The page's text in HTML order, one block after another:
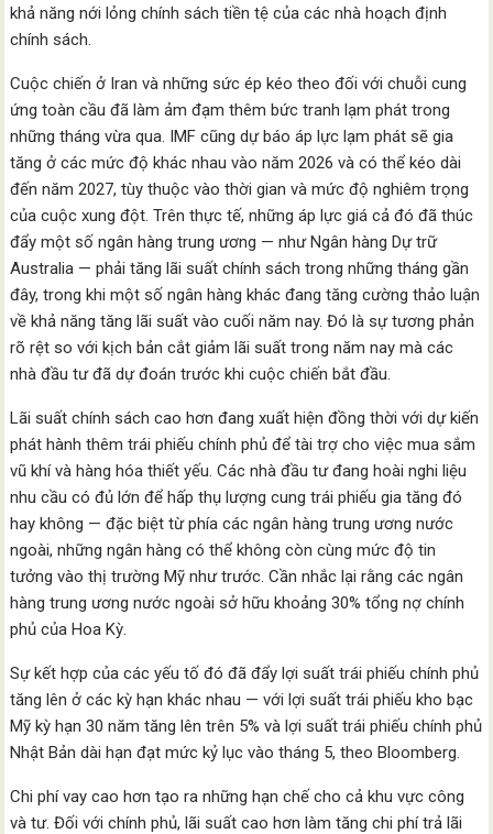
khả năng nới lỏng chính sách tiền tệ của các nhà hoạch định
chính sách.
Cuộc chiến ở Iran và những sức ép kéo theo đối với chuỗi cung
ứng toàn cầu đã làm ảm đạm thêm bức tranh lạm phát trong
những tháng vừa qua. IMF cũng dự báo áp lực lạm phát sẽ gia
tăng ở các mức độ khác nhau vào năm 2026 và có thể kéo dài
đến năm 2027, tùy thuộc vào thời gian và mức độ nghiêm trọng
của cuộc xung đột. Trên thực tế, những áp lực giá cả đó đã thúc
đẩy một số ngân hàng trung ương — như Ngân hàng Dự trữ
Australia — phải tăng lãi suất chính sách trong những tháng gần
đây, trong khi một số ngân hàng khác đang tăng cường thảo luận
về khả năng tăng lãi suất vào cuối năm nay. Đó là sự tương phản
rõ rệt so với kịch bản cắt giảm lãi suất trong năm nay mà các
nhà đầu tư đã dự đoán trước khi cuộc chiến bắt đầu.
Lãi suất chính sách cao hơn đang xuất hiện đồng thời với dự kiến
phát hành thêm trái phiếu chính phủ để tài trợ cho việc mua sắm
vũ khí và hàng hóa thiết yếu. Các nhà đầu tư đang hoài nghi liệu
nhu cầu có đủ lớn để hấp thụ lượng cung trái phiếu gia tăng đó
hay không — đặc biệt từ phía các ngân hàng trung ương nước
ngoài, những ngân hàng có thể không còn cùng mức độ tin
tưởng vào thị trường Mỹ như trước. Cần nhắc lại rằng các ngân
hàng trung ương nước ngoài sở hữu khoảng 30% tổng nợ chính
phủ của Hoa Kỳ.
Sự kết hợp của các yếu tố đó đã đẩy lợi suất trái phiếu chính phủ
tăng lên ở các kỳ hạn khác nhau — với lợi suất trái phiếu kho bạc
Mỹ kỳ hạn 30 năm tăng lên trên 5% và lợi suất trái phiếu chính phủ
Nhật Bản dài hạn đạt mức kỷ lục vào tháng 5, theo Bloomberg.
Chi phí vay cao hơn tạo ra những hạn chế cho cả khu vực công
và tư. Đối với chính phủ, lãi suất cao hơn làm tăng chi phí trả lãi